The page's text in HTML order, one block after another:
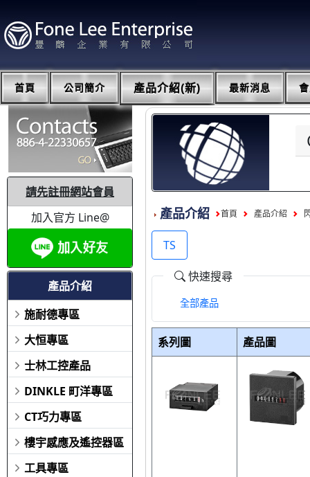
首頁 公司簡介 產品介紹(新) 最新消息
請先註冊網站會員
加入官方 Line@
產品介紹
施耐德專區
大恒專區
士林工控產品
DINKLE 町洋專區
CT巧力專區
樓宇感應及遙控器區
工具專區
產品介紹 首頁 產品介紹
TS
快速搜尋
全部產品
系列圖 產品圖